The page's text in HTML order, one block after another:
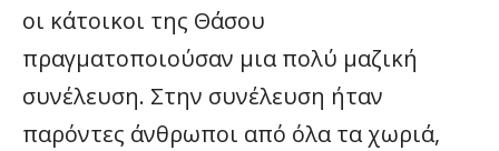
οι κάτοικοι της Θάσου
πραγματοποιούσαν μια πολύ μαζική
συνέλευση. Στην συνέλευση ήταν
παρόντες άνθρωποι από όλα τα χωριά,